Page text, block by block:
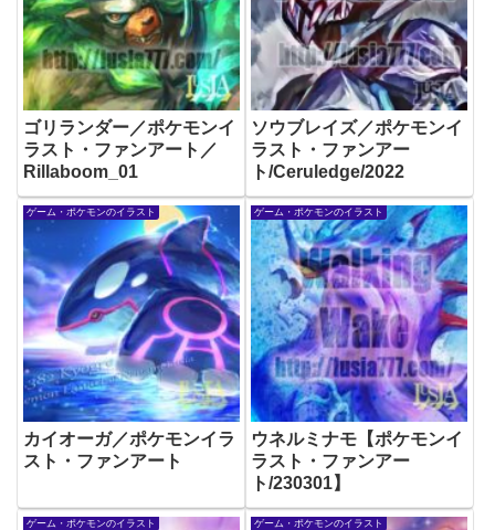
ゴリランダー／ポケモンイ
ラスト・ファンアート／
Rillaboom_01
ソウブレイズ／ポケモンイ
ラスト・ファンアー
ト/Ceruledge/2022
ゲーム・ポケモンのイラスト
カイオーガ／ポケモンイラ
スト・ファンアート
ゲーム・ポケモンのイラスト
ウネルミナモ【ポケモンイ
ラスト・ファンアー
ト/230301】
ゲーム・ポケモンのイラスト ゲーム・ポケモンのイラスト